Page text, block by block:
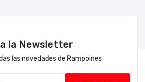
la Newsletter
las novedades de Rampoines